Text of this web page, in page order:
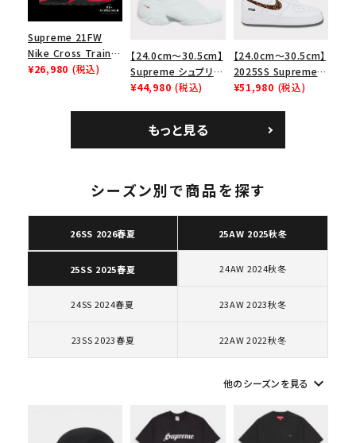
キーワードから探す
人気ワード 2026SS
Tシャツ・ロングスリーブ
キャップ・ハット
パーカー・クルーネック
ショルダー・ウエストバッグ
ボックスロゴ ブラックスウェット
シーズンから探す
Supreme 21FW
Nike Cross Trainer
Low ナイキクロスト
¥26,980 (税込)
【24.0cm～30.5cm】
Supreme シュプリー
ム 2023AW Nike
カー ホワイト 白
¥44,980 (税込)
【24.0cm～30.5cm】
2025SS Supreme
GOODENOUGH
ムグッドイナフ ナイキ
エアフォース１スニー
ト
¥51,980 (税込)
もっと見る
シーズン別で商品を探す
26SS 2026春夏 25AW 2025秋冬
25SS 2025春夏 24AW 2024秋冬
24SS 2024春夏 23AW 2023秋冬
23SS 2023春夏 22AW 2022秋冬
他のシーズンを見る keyboard_arrow_down